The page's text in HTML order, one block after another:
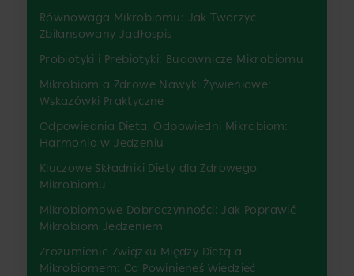
Równowaga Mikrobiomu: Jak Tworzyć
Zbilansowany Jadłospis
Probiotyki i Prebiotyki: Budownicze Mikrobiomu
Mikrobiom a Zdrowe Nawyki Żywieniowe:
Wskazówki Praktyczne
Odpowiednia Dieta, Odpowiedni Mikrobiom:
Harmonia w Jedzeniu
Kluczowe Składniki Diety dla Zdrowego
Mikrobiomu
Mikrobiomowe Dobroczynności: Jak Poprawić
Mikrobiom Jedzeniem
Zrozumienie Związku Między Dietą a
Mikrobiomem: Co Powinieneś Wiedzieć